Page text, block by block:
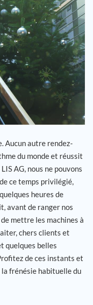
FR
Aucun autre rendez-
du monde et réussit
AG, nous ne pouvons
ce temps privilégié,
heures de
avant de ranger nos
mettre les machines à
chers clients et
quelques belles
de ces instants et
frénésie habituelle du